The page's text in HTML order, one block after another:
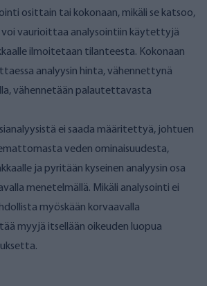
osittain tai kokonaan, mikäli se katsoo,
vaurioittaa analysointiin käytettyjä
ilmoitetaan tilanteesta. Kokonaan
analyysin hinta, vähennettynä
vähennetään palautettavasta
ei saada määritettyä, johtuen
veden ominaisuudesta,
ja pyritään kyseinen analyysin osa
menetelmällä. Mikäli analysointi ei
myöskään korvaavalla
myyjä itsellään oikeuden luopua